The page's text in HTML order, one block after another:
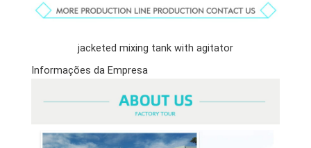
jacketed mixing tank with agitator
Informações da Empresa